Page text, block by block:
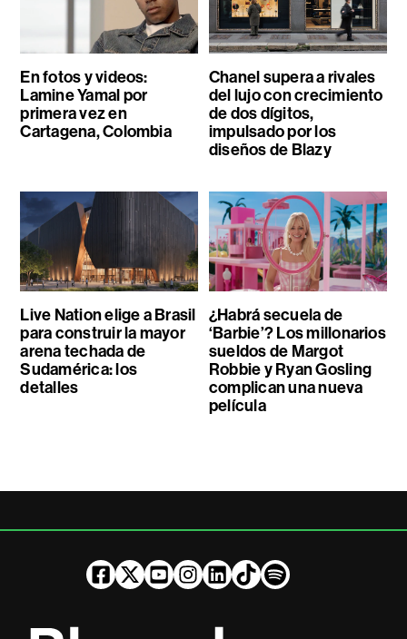
En fotos y videos:
Lamine Yamal por
primera vez en
Cartagena, Colombia
Chanel supera a rivales
del lujo con crecimiento
de dos dígitos,
impulsado por los
diseños de Blazy
Live Nation elige a Brasil
para construir la mayor
arena techada de
Sudamérica: los
detalles
¿Habrá secuela de
‘Barbie’? Los millonarios
sueldos de Margot
Robbie y Ryan Gosling
complican una nueva
película